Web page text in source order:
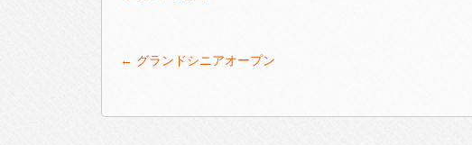
Post
navigation
← グランドシニアオープン